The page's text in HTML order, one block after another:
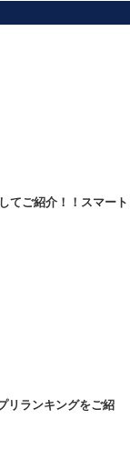
てご紹介！！スマート
リランキングをご紹